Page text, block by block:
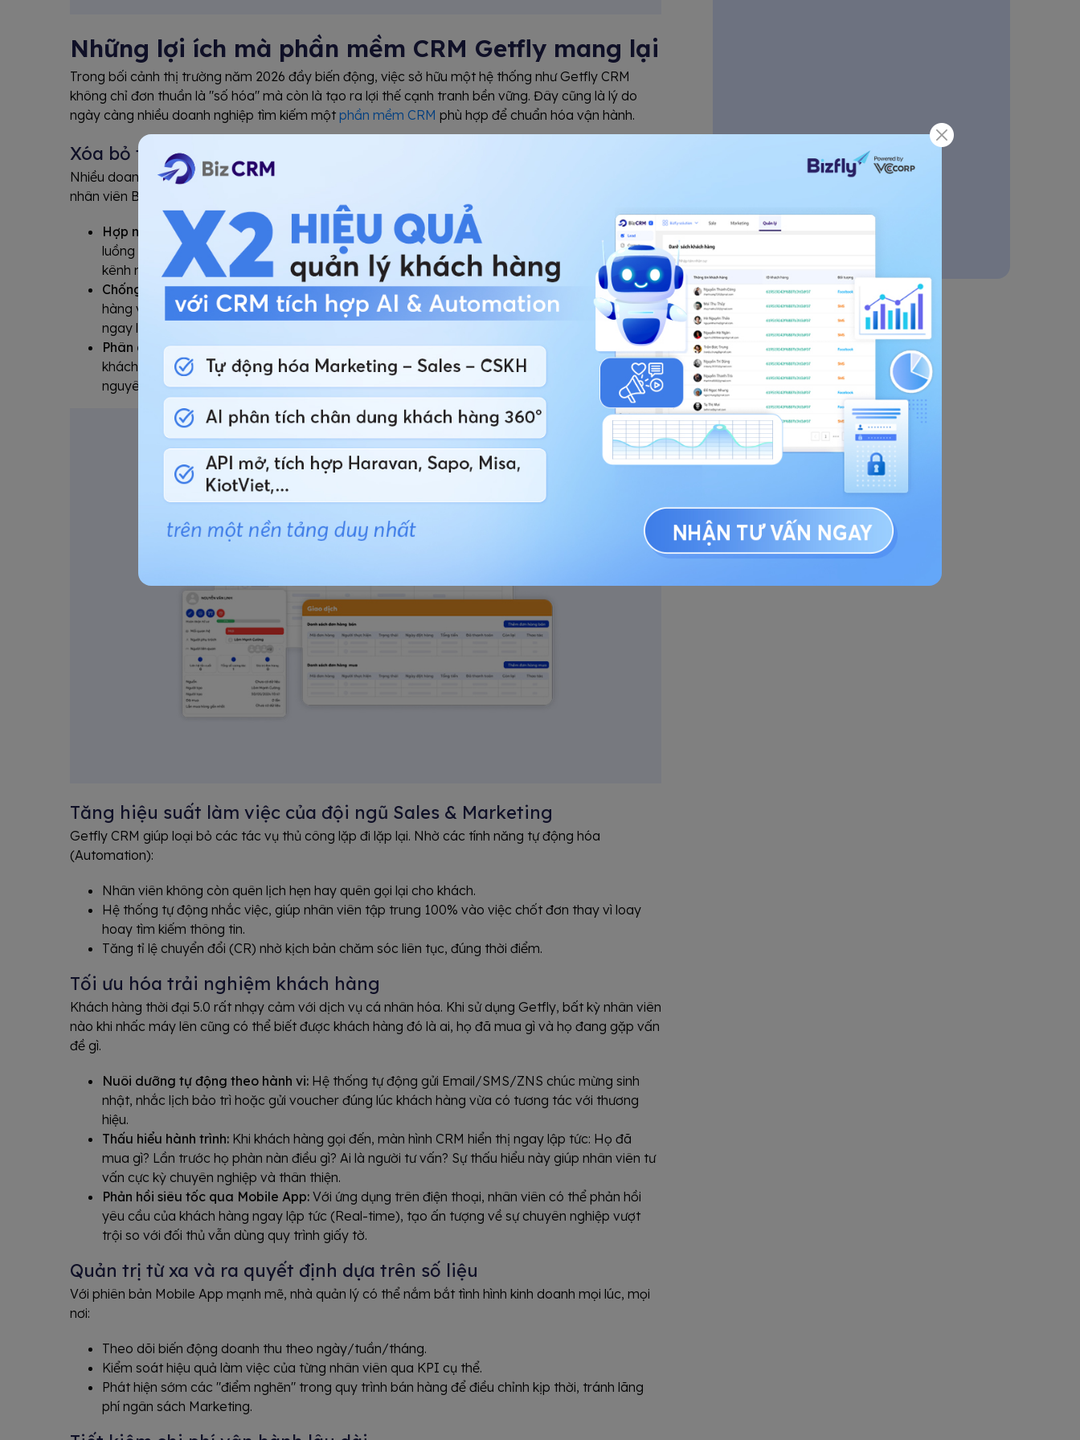
Những lợi ích mà phần mềm CRM Getfly mang lại
Trong bối cảnh thị trường năm 2026 đầy biến động, việc sở hữu một hệ thống như Getfly CRM
không chỉ đơn thuần là "số hóa" mà còn là tạo ra lợi thế cạnh tranh bền vững. Đây cũng là lý do
ngày càng nhiều doanh nghiệp tìm kiếm một phần mềm CRM phù hợp để chuẩn hóa vận hành.
Xóa bỏ tình trạng bỏ quên khách hàng
Nhiều doanh nghiệp thường gặp tình trạng thông tin nằm rải rác ở Zalo của nhân viên A, Excel của
nhân viên B hay Messenger của nhân viên C. Getfly CRM giúp giải quyết triệt để vấn đề này:
Hợp nhất 360 độ: Mọi điểm chạm từ Website, Fanpage, Hotline đến Zalo OA đều đổ về một
luồng duy nhất. Điều này giúp doanh nghiệp nhận diện khách hàng dù họ liên hệ qua bất kỳ
kênh nào.
Chống thất thoát dữ liệu:Khi nhân viên nghỉ việc, toàn bộ lịch sử tư vấn và danh sách khách
hàng vẫn nằm lại hệ thống. Bạn chỉ cần "bàn giao" tài khoản là nhân sự mới có thể tiếp quản
ngay lập tức mà không gây gián đoạn.
Phân quyền chi tiết:Hệ thống cho phép bảo mật thông tin tối đa. Nhân viên chỉ thấy những
khách hàng mình được giao, trong khi cấp quản lý có cái nhìn toàn cảnh về toàn bộ "kho tài
nguyên" của công ty.
Tăng hiệu suất làm việc của đội ngũ Sales & Marketing
Getfly CRM giúp loại bỏ các tác vụ thủ công lặp đi lặp lại. Nhờ các tính năng tự động hóa
(Automation):
Nhân viên không còn quên lịch hẹn hay quên gọi lại cho khách.
Hệ thống tự động nhắc việc, giúp nhân viên tập trung 100% vào việc chốt đơn thay vì loay
hoay tìm kiếm thông tin.
Tăng tỉ lệ chuyển đổi (CR) nhờ kịch bản chăm sóc liên tục, đúng thời điểm.
Tối ưu hóa trải nghiệm khách hàng
Khách hàng thời đại 5.0 rất nhạy cảm với dịch vụ cá nhân hóa. Khi sử dụng Getfly, bất kỳ nhân viên
nào khi nhấc máy lên cũng có thể biết được khách hàng đó là ai, họ đã mua gì và họ đang gặp vấn
đề gì.
Nuôi dưỡng tự động theo hành vi: Hệ thống tự động gửi Email/SMS/ZNS chúc mừng sinh
nhật, nhắc lịch bảo trì hoặc gửi voucher đúng lúc khách hàng vừa có tương tác với thương
hiệu.
Thấu hiểu hành trình: Khi khách hàng gọi đến, màn hình CRM hiển thị ngay lập tức: Họ đã
mua gì? Lần trước họ phàn nàn điều gì? Ai là người tư vấn? Sự thấu hiểu này giúp nhân viên tư
vấn cực kỳ chuyên nghiệp và thân thiện.
Phản hồi siêu tốc qua Mobile App: Với ứng dụng trên điện thoại, nhân viên có thể phản hồi
yêu cầu của khách hàng ngay lập tức (Real-time), tạo ấn tượng về sự chuyên nghiệp vượt
trội so với đối thủ vẫn dùng quy trình giấy tờ.
Quản trị từ xa và ra quyết định dựa trên số liệu
Với phiên bản Mobile App mạnh mẽ, nhà quản lý có thể nắm bắt tình hình kinh doanh mọi lúc, mọi
nơi:
Theo dõi biến động doanh thu theo ngày/tuần/tháng.
Kiểm soát hiệu quả làm việc của từng nhân viên qua KPI cụ thể.
Phát hiện sớm các "điểm nghẽn" trong quy trình bán hàng để điều chỉnh kịp thời, tránh lãng
phí ngân sách Marketing.